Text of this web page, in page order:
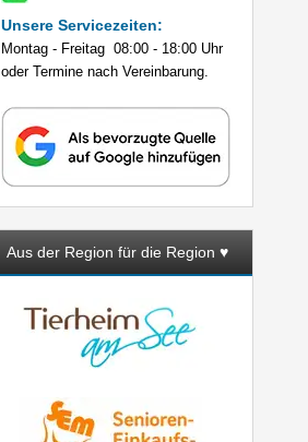
Unsere Servicezeiten:
Montag - Freitag 08:00 - 18:00 Uhr
oder Termine nach Vereinbarung.
Aus der Region für die Region ♥️